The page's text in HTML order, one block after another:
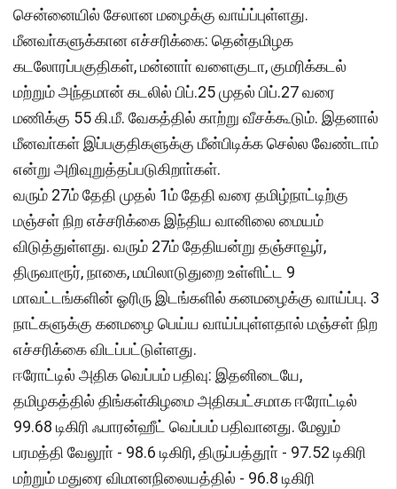
சென்னையில் சேலான மழைக்கு வாய்ப்புள்ளது.
மீனவா்களுக்கான எச்சரிக்கை: தென்தமிழக
கடலோரப்பகுதிகள், மன்னாா் வளைகுடா, குமரிக்கடல்
மற்றும் அந்தமான் கடலில் பிப்.25 முதல் பிப்.27 வரை
மணிக்கு 55 கி.மீ. வேகத்தில் காற்று வீசக்கூடும். இதனால்
மீனவா்கள் இப்பகுதிகளுக்கு மீன்பிடிக்க செல்ல வேண்டாம்
என்று அறிவுறுத்தப்படுகிறாா்கள்.
வரும் 27ம் தேதி முதல் 1ம் தேதி வரை தமிழ்நாட்டிற்கு
மஞ்சள் நிற எச்சரிக்கை இந்திய வானிலை மையம்
விடுத்துள்ளது. வரும் 27ம் தேதியன்று தஞ்சாவூர்,
திருவாரூர், நாகை, மயிலாடுதுறை உள்ளிட்ட 9
மாவட்டங்களின் ஓரிரு இடங்களில் கனமழைக்கு வாய்ப்பு. 3
நாட்களுக்கு கனமழை பெய்ய வாய்ப்புள்ளதால் மஞ்சள் நிற
எச்சரிக்கை விடப்பட்டுள்ளது.
ஈரோட்டில் அதிக வெப்பம் பதிவு: இதனிடையே,
தமிழகத்தில் திங்கள்கிழமை அதிகபட்சமாக ஈரோட்டில்
99.68 டிகிரி ஃபாரன்ஹீட் வெப்பம் பதிவானது. மேலும்
பரமத்தி வேலூா் - 98.6 டிகிரி, திருப்பத்தூா் - 97.52 டிகிரி
மற்றும் மதுரை விமானநிலையத்தில் - 96.8 டிகிரி